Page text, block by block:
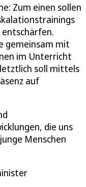
Zum einen sollen
gemeinsam mit
im Unterricht
soll mittels
auf
die uns
Menschen